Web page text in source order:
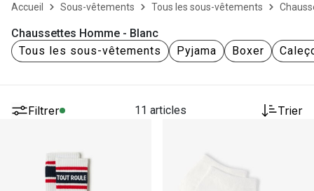
Accueil Sous-vêtements Tous les sous-vêtements
Chaussettes Homme - Blanc
Tous les sous-vêtements
Pyjama Boxer
Filtrer 11 articles Trier